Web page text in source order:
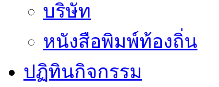
บริษัท
หนังสือพิมพ์ท้องถิ่น
ปฏิทินกิจกรรม